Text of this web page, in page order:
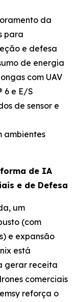
da
para
e defesa
de energia
com UAV
6 e E/S
de sensor e
ambientes
de IA
e de Defesa
um
(com
e expansão
está
gerar receita
comerciais
reforça o